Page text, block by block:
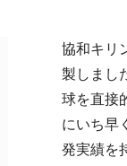
協和キリ
製しまし
球を直接
にいち早
発実績を